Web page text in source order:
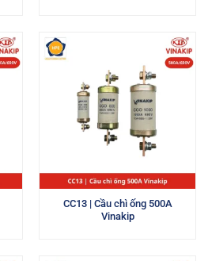
CC13 | Cầu chì ống 500A
Vinakip